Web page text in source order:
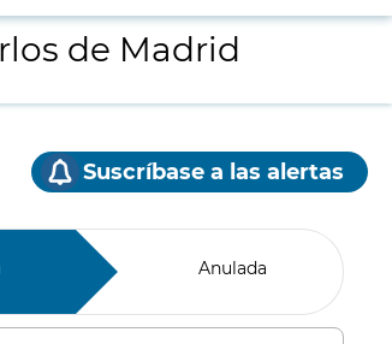
de Madrid
Suscríbase a las alertas
Anulada